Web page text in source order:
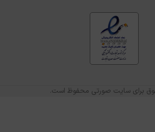
برای سایت صورتی محفوظ است.